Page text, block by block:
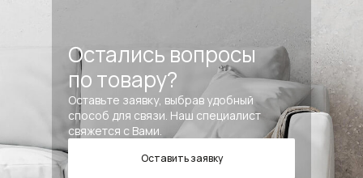
Остались вопросы
по товару?
Оставьте заявку, выбрав удобный
способ для связи. Наш специалист
свяжется с Вами.
Оставить заявку